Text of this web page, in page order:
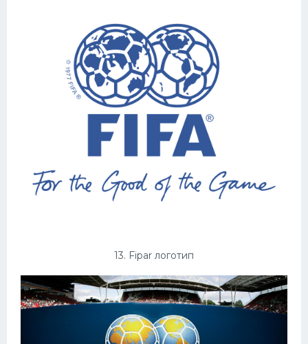
13. Fipar логотип